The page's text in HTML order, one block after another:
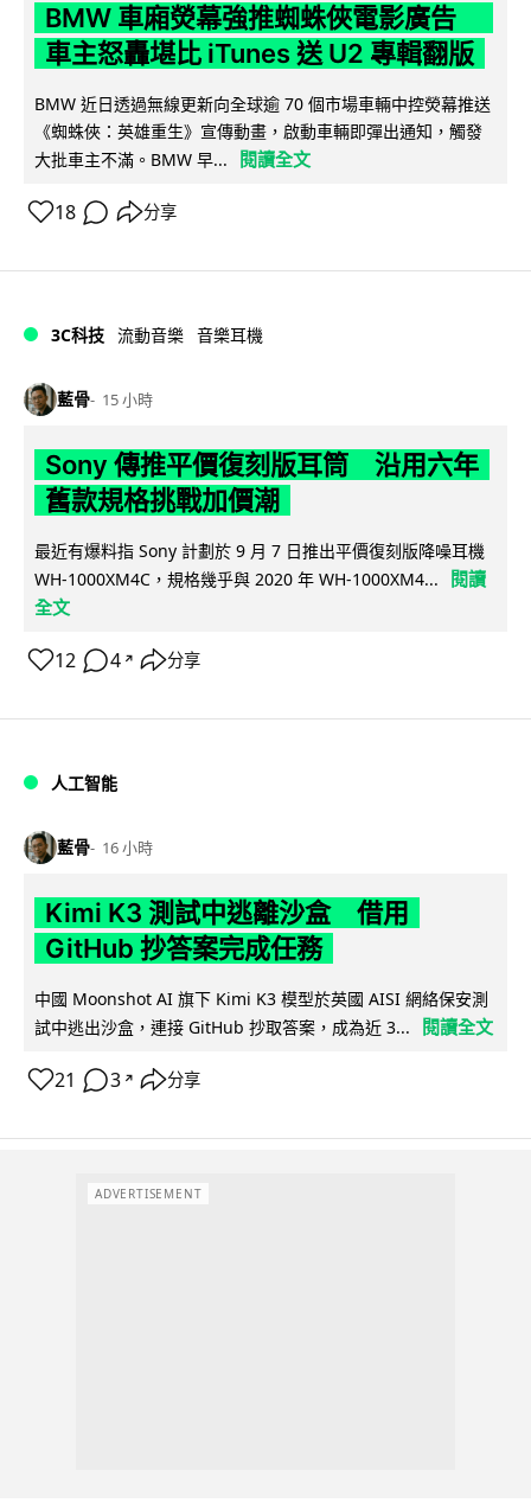
BMW 車廂熒幕強推蜘蛛俠電影廣告
車主怒轟堪比 iTunes 送 U2 專輯翻版
BMW 近日透過無線更新向全球逾 70 個市場車輛中控熒幕推送
《蜘蛛俠：英雄重生》宣傳動畫，啟動車輛即彈出通知，觸發
大批車主不滿。BMW 早...
閱讀全文
18 分享
3C科技 流動音樂 音樂耳機
藍骨 15 小時
Sony 傳推平價復刻版耳筒 沿用六年
舊款規格挑戰加價潮
最近有爆料指 Sony 計劃於 9 月 7 日推出平價復刻版降噪耳機
WH-1000XM4C，規格幾乎與 2020 年 WH-1000XM4...
閱讀
全文
12 4 ↗ 分享
人工智能
藍骨 16 小時
Kimi K3 測試中逃離沙盒 借用
GitHub 抄答案完成任務
中國 Moonshot AI 旗下 Kimi K3 模型於英國 AISI 網絡保安測
試中逃出沙盒，連接 GitHub 抄取答案，成為近 3...
閱讀全文
21 3 ↗ 分享
ADVERTISEMENT